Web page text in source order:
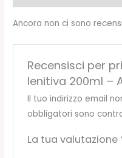
Ancora non ci sono
Recensisci per
lenitiva 200ml –
Il tuo indirizzo email
obbligatori sono
La tua valutazione